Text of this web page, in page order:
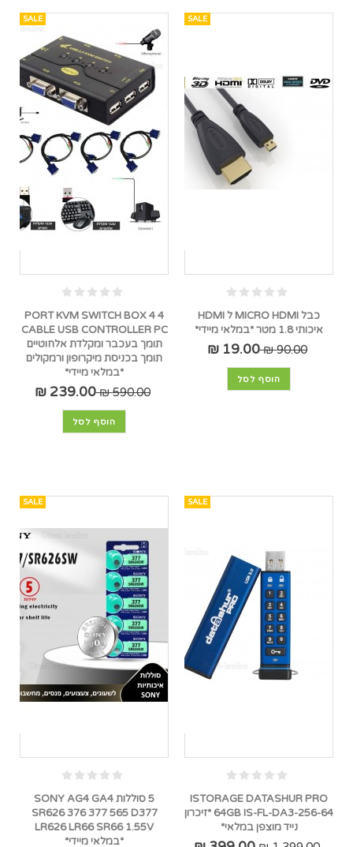
SALE
כבל MICRO HDMI ל HDMI
איכותי 1.8 מטר *במלאי מיידי*
90.00 ₪
19.00 ₪
הוסף לסל
SALE
4 PORT KVM SWITCH BOX 4
CABLE USB CONTROLLER PC
תומך בעכבר ומקלדת אלחוטיים
תומך בכניסת מיקרופון ורמקולים
*במלאי מיידי*
590.00 ₪
239.00 ₪
הוסף לסל
SALE
ISTORAGE DATASHUR PRO
64GB IS-FL-DA3-256-64 *זיכרון
נייד מוצפן במלאי*
SALE
5 סוללות SONY AG4 GA4
SR626 376 377 565 D377
LR626 LR66 SR66 1.55V
*במלאי מיידי*